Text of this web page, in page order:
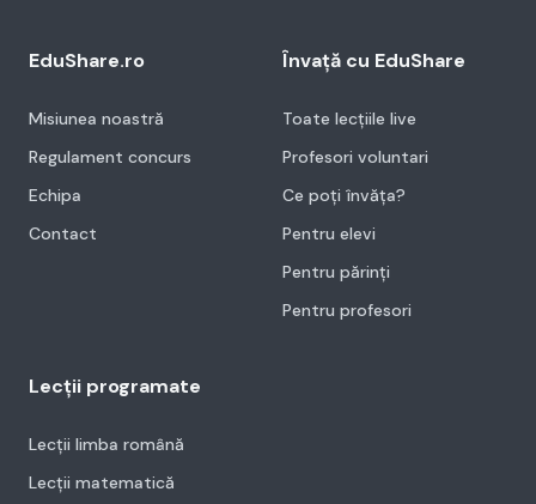
EduShare.ro
Misiunea noastră
Regulament concurs
Echipa
Contact
Învață cu EduShare
Toate lecțiile live
Profesori voluntari
Ce poți învăța?
Pentru elevi
Pentru părinți
Pentru profesori
Lecții programate
Lecții limba română
Lecții matematică